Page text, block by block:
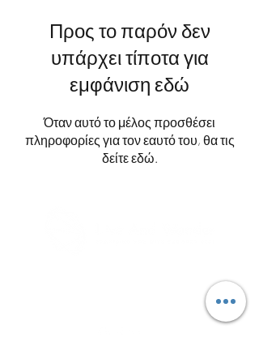
Προς το παρόν δεν
υπάρχει τίποτα για
εμφάνιση εδώ
Όταν αυτό το μέλος προσθέσει
πληροφορίες για τον εαυτό του, θα τις
δείτε εδώ.